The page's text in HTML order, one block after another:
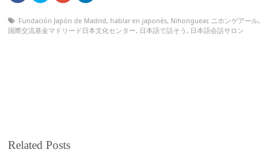
Fundación Japón de Madrid, hablar en japonés, Nihonguear, ニホンゲアール,
国際交流基金マドリード日本文化センター, 日本語で話そう , 日本語会話サロン
Related Posts